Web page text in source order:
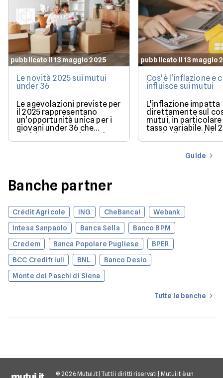
pubblicato il 13 maggio 2025
Le novità 2025 sui mutui
under 36
Le agevolazioni previste per
il 2025 rappresentano
un'opportunità unica per i
giovani under 36 che
desiderano acquistare la
loro prima casa.
pubblicato il 13 maggio
Cos'è l'inflazione e
influisce sui mutui
L’inflazione impatta
direttamente sul
mutui, in particolare
tasso variabile. Nel
con la discesa dei
il mercato offre
più favorevoli per
finanziareGuide
Banche partner
Crédit Agricole ING CheBanca!
Webank
Intesa Sanpaolo
Banca Sella
Banco BPM
Credem
Banca Popolare Pugliese
BPER
BCC Credifriuli
BNL
Banco Desio
Monte dei Paschi di Siena
Tutte le banche
© 2026 Mutui.it | Tutti i diritti riservati | Mutui.it è un